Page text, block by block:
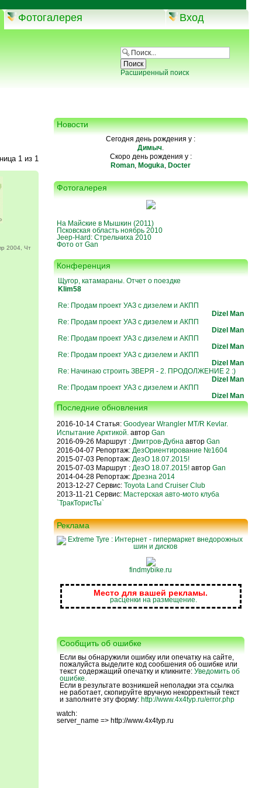
Фотогалерея Вход
Расширенный поиск
1из 1
2004, Чт
Новости
Сегодня день рождения у :
Димыч.
Скоро день рождения у :
Roman, Moguka, Docter
Фотогалерея
На Майские в Мышкин (2011)
Псковская область ноябрь 2010
Jeep-Hard: Стрельчиха 2010
Фото от Gan
Конференция
Щугор, катамараны. Отчет о поездке
Klim58
Re: Продам проект УАЗ с дизелем и АКПП
Dizel Man
Re: Продам проект УАЗ с дизелем и АКПП
Dizel Man
Re: Продам проект УАЗ с дизелем и АКПП
Dizel Man
Re: Продам проект УАЗ с дизелем и АКПП
Dizel Man
Re: Начинаю строить ЗВЕРЯ - 2. ПРОДОЛЖЕНИЕ 2 :)
Dizel Man
Re: Продам проект УАЗ с дизелем и АКПП
Dizel Man
Последние обновления
2016-10-14 Статья: Goodyear Wrangler MT/R Kevlar.
Испытание Арктикой.автор Gan
2016-09-26 Маршрут : Дмитров-Дубнаавтор Gan
2016-04-07 Репортаж: ДезОриентирование №1604
2015-07-03 Репортаж: ДезО 18.07.2015!
2015-07-03 Маршрут : ДезО 18.07.2015! автор Gan
2014-04-28 Репортаж: Дрезна 2014
2013-12-27 Сервис: Toyota Land Cruiser Club
2013-11-21 Сервис: Мастерская авто-мото клуба
`ТракТорисТы`
Реклама
findmybike.ru
Место для вашей рекламы.
расценки на размещение.
Сообщить об ошибке
Если вы обнаружили ошибку или опечатку на сайте,
пожалуйста выделите код сообшения об ошибке или
текст содержащий опечатку и кликните: Уведомить об
ошибке.
Если в результате возникшей неполадки эта ссылка
не работает, скопируйте вручную некорректный текст
и заполните эту форму: http://www.4x4typ.ru/error.php
watch:
server_name => http://www.4x4typ.ru